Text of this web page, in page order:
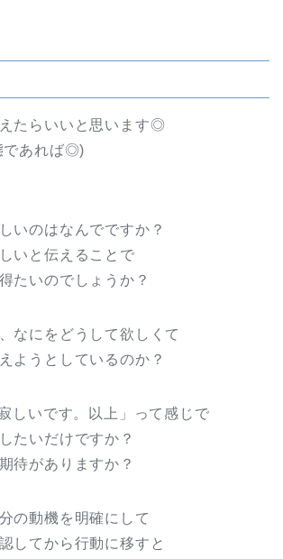
たらいいと思います◎
であれば◎)
いのはなんでですか？
いと伝えることで
たいのでしょうか？
なにをどうして欲しくて
ようとしているのか？
しいです。以上」って感じで
たいだけですか？
待がありますか？
の動機を明確にして
してから行動に移すと